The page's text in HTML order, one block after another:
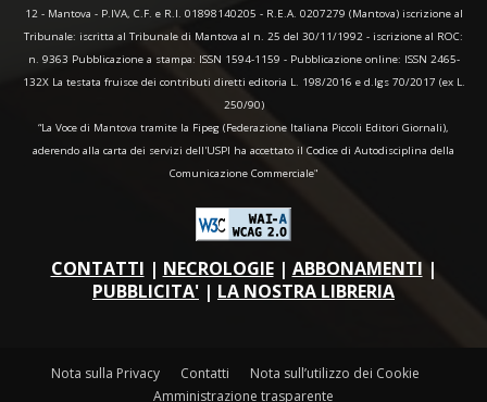
12 - Mantova - P.IVA, C.F. e R.I. 01898140205 - R.E.A. 0207279 (Mantova) iscrizione al
Tribunale: iscritta al Tribunale di Mantova al n. 25 del 30/11/1992 - iscrizione al ROC:
n. 9363 Pubblicazione a stampa: ISSN 1594-1159 - Pubblicazione online: ISSN 2465-
132X La testata fruisce dei contributi diretti editoria L. 198/2016 e d.lgs 70/2017 (ex L.
250/90)
“La Voce di Mantova tramite la Fipeg (Federazione Italiana Piccoli Editori Giornali),
aderendo alla carta dei servizi dell'USPI ha accettato il Codice di Autodisciplina della
Comunicazione Commerciale"
CONTATTI | NECROLOGIE| ABBONAMENTI |
PUBBLICITA' | LA NOSTRA LIBRERIA
Nota sulla Privacy Contatti
Nota sull’utilizzo dei Cookie
Amministrazione trasparente